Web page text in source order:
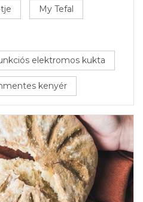
My Tefal
elektromos kukta
kenyér